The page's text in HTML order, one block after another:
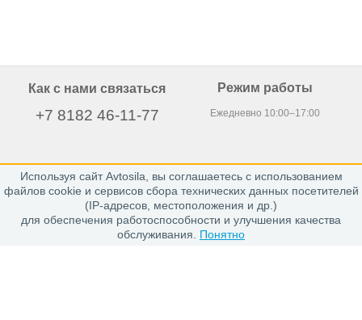
Используя сайт Avtosila, вы соглашаетесь с использованием
файлов cookie и сервисов сбора технических данных посетителей
(IP-адресов, местоположения и др.)
для обеспечения работоспособности и улучшения качества
обслуживания. Понятно
Как с нами связаться
+7 8182 46-11-77
163020, г. Архангельск,
пр. Никольский 15, офис 212
Режим работы
Ежедневно 10:00–17:00
Каталог